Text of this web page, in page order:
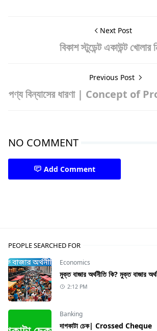
Next Post
বিকাশ স্টুডেন্ট একাউন্ট খোলার
Previous Post
পণ্য বিন্যাসের ধারণা | Concept of
NO COMMENT
Add Comment
PEOPLE SEARCHED FOR
Economics
মুক্ত বাজার অর্থনীতি কি? মুক্ত বাজার
2:12 PM
Banking
দাগকাটা চেক| Crossed Cheque